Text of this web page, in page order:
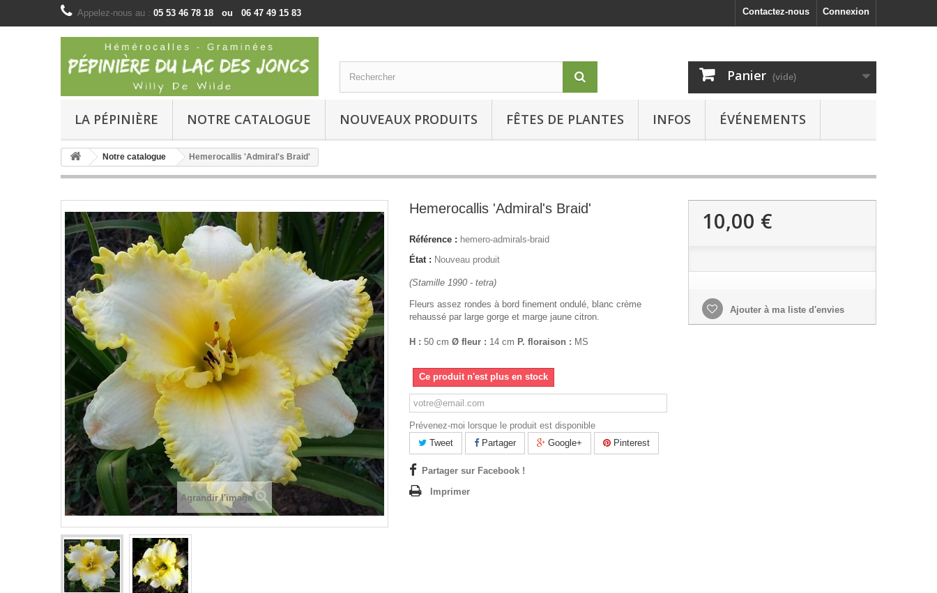
Connexion
Contactez-nous
Appelez-nous au : 05 53 46 78 18 ou 06 47 49 15 83
Panier (vide)
LA PÉPINIÈRE NOTRE CATALOGUE NOUVEAUX PRODUITS FÊTES DE PLANTES INFOS ÉVÉNEMENTS
Notre catalogue Hemerocallis 'Admiral's Braid'
Agrandir l'image
Hemerocallis 'Admiral's Braid'
Référence : hemero-admirals-braid
État : Nouveau produit
(Stamille 1990 - tetra)
Fleurs assez rondes à bord finement ondulé, blanc crème
rehaussé par large gorge et marge jaune citron.
H : 50 cm Ø fleur : 14 cm P. floraison : MS
Ce produit n'est plus en stock
Prévenez-moi lorsque le produit est disponible
Tweet
Partager Google+ Pinterest
Partager sur Facebook !
Imprimer
10,00 €
Ajouter à ma liste d'envies